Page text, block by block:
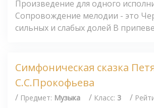
Произведение для одного
Сопровождение мелодии - это
сильных и слабых долей В
Симфоническая сказка
C.С.Прокофьева
/ Предмет: Музыка / Класс: 3 /